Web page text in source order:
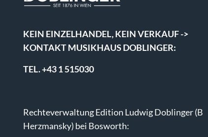
KEIN EINZELHANDEL, KEIN VERKAUF ->
KONTAKT MUSIKHAUS DOBLINGER:
TEL. +43 1 515030
Rechteverwaltung Edition Ludwig Doblinger (B
Herzmansky) bei Bosworth: